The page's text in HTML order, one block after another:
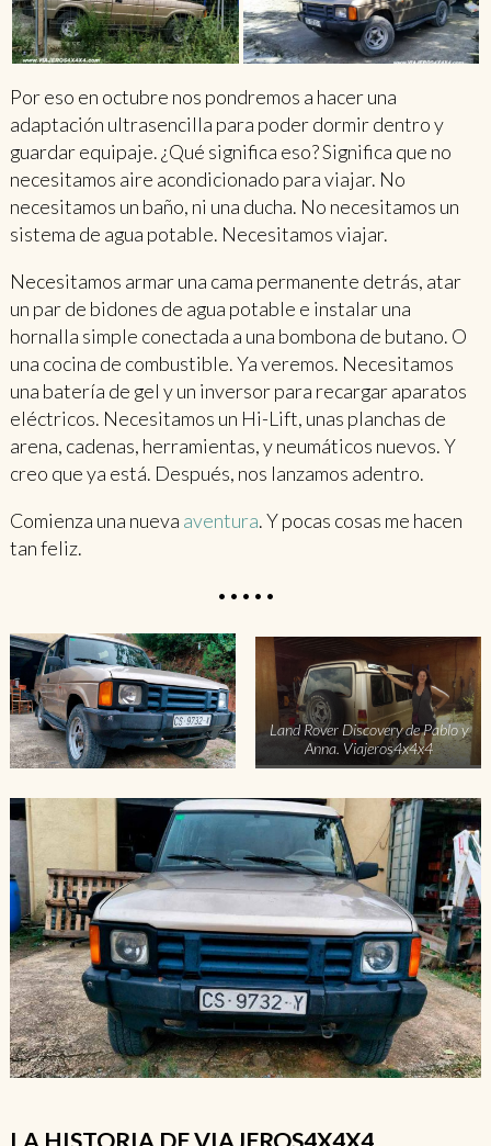
Por eso en octubre nos pondremos a hacer una
adaptación ultrasencilla para poder dormir dentro y
guardar equipaje. ¿Qué significa eso? Significa que no
necesitamos aire acondicionado para viajar. No
necesitamos un baño, ni una ducha. No necesitamos un
sistema de agua potable. Necesitamos viajar.
Necesitamos armar una cama permanente detrás, atar
un par de bidones de agua potable e instalar una
hornalla simple conectada a una bombona de butano. O
una cocina de combustible. Ya veremos. Necesitamos
una batería de gel y un inversor para recargar aparatos
eléctricos. Necesitamos un Hi-Lift, unas planchas de
arena, cadenas, herramientas, y neumáticos nuevos. Y
creo que ya está. Después, nos lanzamos adentro.
Comienza una nueva aventura. Y pocas cosas me hacen
tan feliz.
•••••
Land Rover Discovery de Pablo y
Anna. Viajeros4x4x4
LA HISTORIA DE VIAJEROS4X4X4